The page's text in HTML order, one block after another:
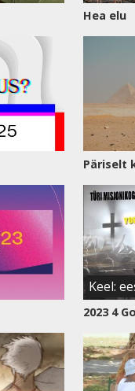
Hea elu
Päriselt
Keel:
2023 4